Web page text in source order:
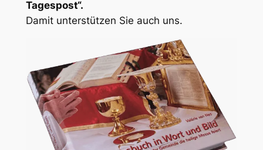
Tagespost“.
Damit unterstützen Sie auch uns.